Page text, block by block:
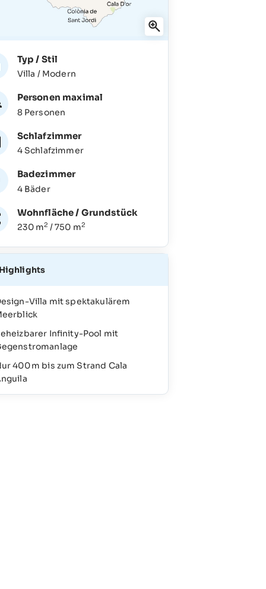
Typ / Stil
Villa / Modern
Personen maximal
8 Personen
Schlafzimmer
4 Schlafzimmer
Badezimmer
4 Bäder
Wohnfläche / Grundstück
230 m2 / 750 m2
Highlights
Villa mit spektakulärem
Infinity-Pool mit
400 m bis zum Strand Cala